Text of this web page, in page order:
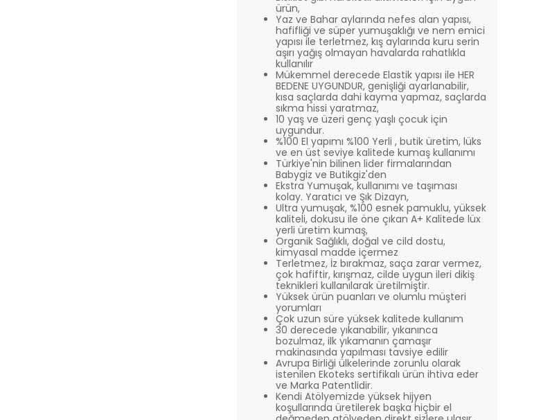
ürün,
Yaz ve Bahar aylarında nefes alan yapısı,
hafifliği ve süper yumuşaklığı ve nem emici
yapısı ile terletmez, kış aylarında kuru serin
aşırı yağış olmayan havalarda rahatlıkla
kullanılır
Mükemmel derecede Elastik yapısı ile HER
BEDENE UYGUNDUR, genişliği ayarlanabilir,
kısa saçlarda dahi kayma yapmaz, saçlarda
sıkma hissi yaratmaz,
10 yaş ve üzeri genç yaşlı çocuk için
uygundur.
%100 El yapımı %100 Yerli , butik üretim, lüks
ve en üst seviye kalitede kumaş kullanımı
Türkiye'nin bilinen lider firmalarından
Babygiz ve Butikgiz'den
Ekstra Yumuşak, kullanımı ve taşıması
kolay. Yaratıcı ve Şık Dizayn,
Ultra yumuşak, %100 esnek pamuklu, yüksek
kaliteli, dokusu ile öne çıkan A+ Kalitede lüx
yerli üretim kumaş,
Organik Sağlıklı, doğal ve cild dostu,
kimyasal madde içermez
Terletmez, İz bırakmaz, saça zarar vermez,
çok hafiftir, kırışmaz, cilde uygun ileri dikiş
teknikleri kullanılarak üretilmiştir.
Yüksek ürün puanları ve olumlu müşteri
yorumları
Çok uzun süre yüksek kalitede kullanım
30 derecede yıkanabilir, yıkanınca
bozulmaz, ilk yıkamanın çamaşır
makinasında yapılması tavsiye edilir
Avrupa Birliği ülkelerinde zorunlu olarak
istenilen Ekoteks sertifikalı ürün ihtiva eder
ve Marka Patentlidir.
Kendi Atölyemizde yüksek hijyen
koşullarında üretilerek başka hiçbir el